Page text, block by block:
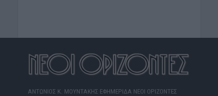
ΑΝΤΩΝΙΟΣ Κ. ΜΟΥΝΤΑΚΗΣ ΕΦΗΜΕΡΙΔΑ ΝΕΟΙ ΟΡΙΖΟΝΤΕΣ